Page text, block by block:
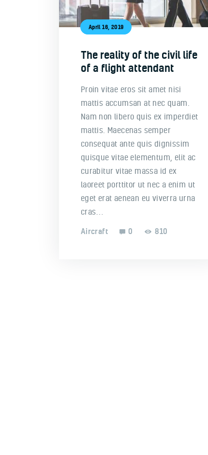
April 16, 2019
The reality of the civil life
of a flight attendant
Proin vitae eros sit amet nisi
mattis accumsan at nec quam.
Nam non libero quis ex imperdiet
mattis. Maecenas semper
consequat ante quis dignissim
quisque vitae elementum, elit ac
curabitur vitae massa id ex
laoreet porttitor ut nec a enim ut
eget erat aenean eu viverra urna
cras…
Aircraft 0 810